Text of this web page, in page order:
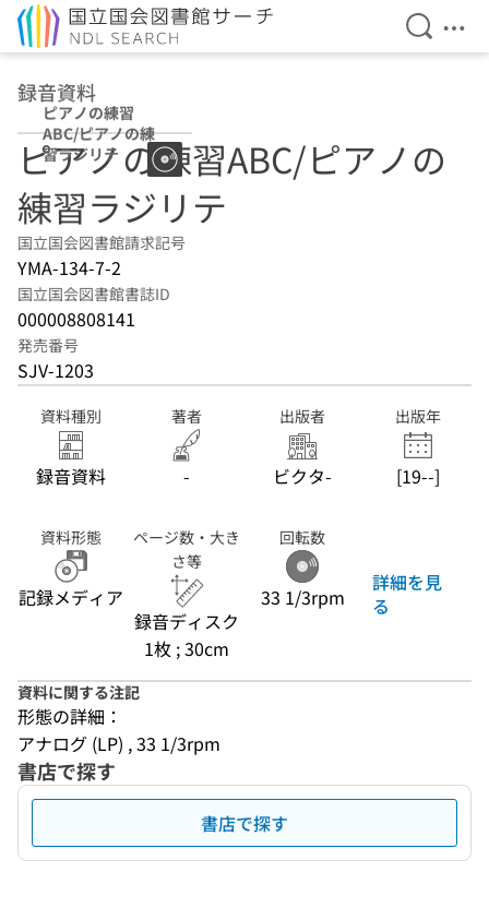
検索を
メ
録音資料
ピアノの練習
ABC/ピアノの練
習ラジリテ
ピアノの練習ABC/ピアノの
練習ラジリテ
国立国会図書館請求記号
YMA-134-7-2
国立国会図書館書誌ID
000008808141
発売番号
SJV-1203
資料種別
録音資料
著者
-
出版者
ビクタ-
出版年
[19--]
資料形態
記録メディア
ページ数・大き
さ等
録音ディスク
1枚 ; 30cm
回転数
33 1/3rpm
詳細を見
る
資料に関する注記
形態の詳細：
アナログ (LP) , 33 1/3rpm
書店で探す
書店で探す